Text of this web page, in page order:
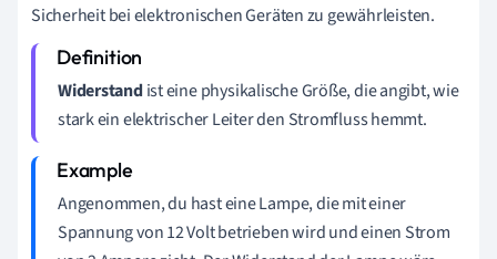
Sicherheit bei elektronischen Geräten zu gewährleisten.
Widerstandist eine physikalische Größe, die angibt, wie
stark ein elektrischer Leiter den Stromfluss hemmt.
Angenommen, du hast eine Lampe, die mit einer
Spannung von 12 Volt betrieben wird und einen Strom